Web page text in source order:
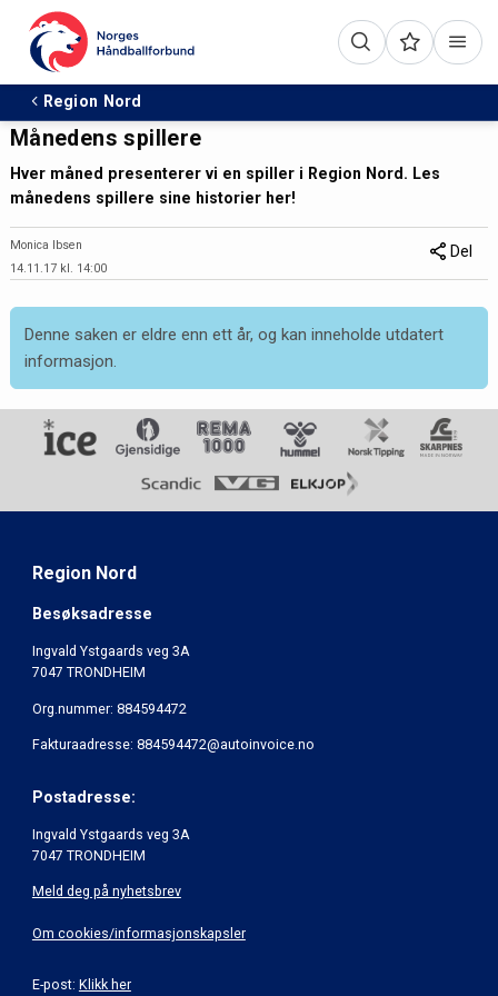
Region Nord
Månedens spillere
Hver måned presenterer vi en spiller i Region Nord. Les
månedens spillere sine historier her!
Monica Ibsen
14.11.17 kl. 14:00
Del
Denne saken er eldre enn ett år, og kan inneholde utdatert
informasjon.
Region Nord
Besøksadresse
Ingvald Ystgaards veg 3A
7047 TRONDHEIM
Org.nummer: 884594472
Fakturaadresse: 884594472@autoinvoice.no
Postadresse:
Ingvald Ystgaards veg 3A
7047 TRONDHEIM
Meld deg på nyhetsbrev
Om cookies/informasjonskapsler
E-post: Klikk her